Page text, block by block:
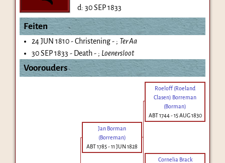
d: 30 SEP 1833
Feiten
24 JUN 1810 - Christening - ; Ter Aa
30 SEP 1833 - Death - ; Loenersloot
Voorouders
Roeloff (Roeland
Clasen) Borreman
(Borman)
ABT 1744-15 AUG 1830
Jan Borman
(Borreman)
ABT 1785-11 JUN 1828
Cornelia Brack